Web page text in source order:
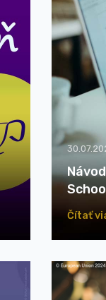
Čítať